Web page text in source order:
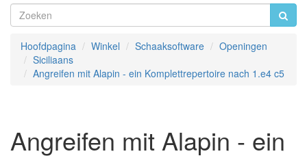
Hoofdpagina Winkel Schaaksoftware
Openingen
Siciliaans
Angreifen mit Alapin - ein Komplettrepertoire nach 1.e4 c5
Angreifen mit Alapin - ein